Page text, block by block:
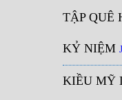
TẬP QUÊ
KỶ NIỆM
KIỀU MỸ